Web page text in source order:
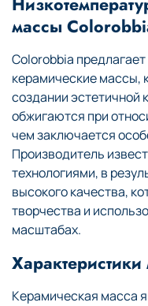
массы
Colorobbia
керамические массы,
создании эстетичной
обжигаются при
чем заключается
Производитель
технологиями, в
высокого качества,
творчества и
масштабах.
Керамическая масса